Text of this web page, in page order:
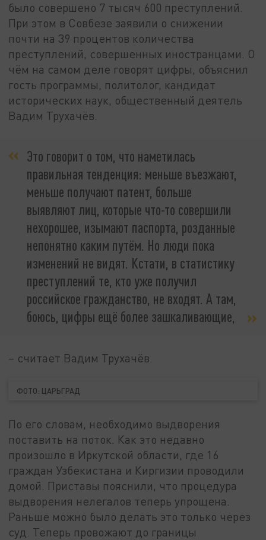
было совершено 7 тысяч 600 преступлений.
При этом в Совбезе заявили о снижении
почти на 39 процентов количества
преступлений, совершенных иностранцами. О
чём на самом деле говорят цифры, объяснил
гость программы, политолог, кандидат
исторических наук, общественный деятель
Вадим Трухачёв.
Это говорит о том, что наметилась
правильная тенденция: меньше въезжают,
меньше получают патент, больше
выявляют лиц, которые что-то совершили
нехорошее, изымают паспорта, розданные
непонятно каким путём. Но люди пока
изменений не видят. Кстати, в статистику
преступлений те, кто уже получил
российское гражданство, не входят. А там,
боюсь, цифры ещё более зашкаливающие,
– считает Вадим Трухачёв.
ФОТО: ЦАРЬГРАД
По его словам, необходимо выдворения
поставить на поток. Как это недавно
произошло в Иркутской области, где 16
граждан Узбекистана и Киргизии проводили
домой. Приставы пояснили, что процедура
выдворения нелегалов теперь упрощена.
Раньше можно было делать это только через
суд. Теперь провожают до границы